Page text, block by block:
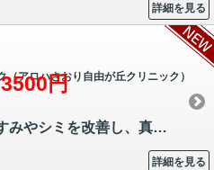
詳細を見る
3500円
【3,500円】≪気になるくすみやシミを改善し、真っ白な素肌へ。美白効果だ…
詳細を見る